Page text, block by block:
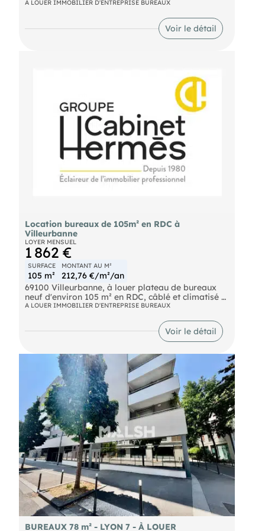
risques auxquels ce bien est exposé sont
disponibles sur le site Géorisques :
https://www.georisques.gouv.fr.
A LOUER IMMOBILIER D'ENTREPRISE BUREAUX
Voir le détail
Location bureaux de 105m² en RDC à
Villeurbanne
LOYER MENSUEL
1 862 €
SURFACE
105 m²
MONTANT AU M²
212,76 €/m²/an
69100 Villeurbanne, à louer plateau de bureaux
neuf d'environ 105 m² en RDC, câblé et climatisé +
2 parking intérieur cour sécurisés. Disponible
A LOUER IMMOBILIER D'ENTREPRISE BUREAUX
Voir le détail
BUREAUX 78 m² - LYON 7 - À LOUER